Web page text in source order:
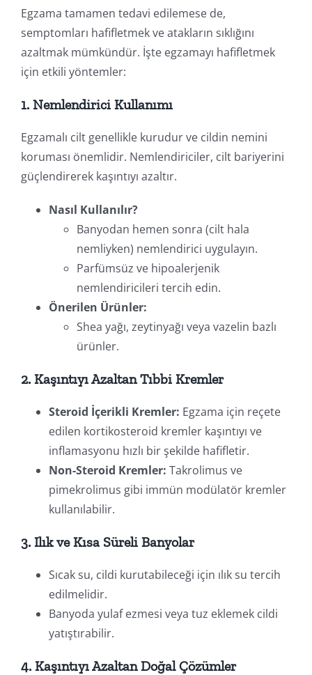
Egzama tamamen tedavi edilemese de,
semptomları hafifletmek ve atakların sıklığını
azaltmak mümkündür. İşte egzamayı hafifletmek
için etkili yöntemler:
1. Nemlendirici Kullanımı
Egzamalı cilt genellikle kurudur ve cildin nemini
koruması önemlidir. Nemlendiriciler, cilt bariyerini
güçlendirerek kaşıntıyı azaltır.
Nasıl Kullanılır?
Banyodan hemen sonra (cilt hala
nemliyken) nemlendirici uygulayın.
Parfümsüz ve hipoalerjenik
nemlendiricileri tercih edin.
Önerilen Ürünler:
Shea yağı, zeytinyağı veya vazelin bazlı
ürünler.
2. Kaşıntıyı Azaltan Tıbbi Kremler
Steroid İçerikli Kremler: Egzama için reçete
edilen kortikosteroid kremler kaşıntıyı ve
inflamasyonu hızlı bir şekilde hafifletir.
Non-Steroid Kremler: Takrolimus ve
pimekrolimus gibi immün modülatör kremler
kullanılabilir.
3. Ilık ve Kısa Süreli Banyolar
Sıcak su, cildi kurutabileceği için ılık su tercih
edilmelidir.
Banyoda yulaf ezmesi veya tuz eklemek cildi
yatıştırabilir.
4. Kaşıntıyı Azaltan Doğal Çözümler